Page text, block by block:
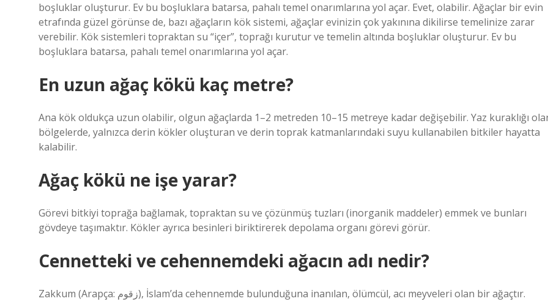
boşluklar oluşturur. Ev bu boşluklara batarsa, pahalı temel onarımlarına yol açar. Evet, olabilir. Ağaçlar bir evin
etrafında güzel görünse de, bazı ağaçların kök sistemi, ağaçlar evinizin çok yakınına dikilirse temelinize zarar
verebilir. Kök sistemleri topraktan su “içer”, toprağı kurutur ve temelin altında boşluklar oluşturur. Ev bu
boşluklara batarsa, pahalı temel onarımlarına yol açar.
En uzun ağaç kökü kaç metre?
Ana kök oldukça uzun olabilir, olgun ağaçlarda 1–2 metreden 10–15 metreye kadar değişebilir. Yaz kuraklığı
bölgelerde, yalnızca derin kökler oluşturan ve derin toprak katmanlarındaki suyu kullanabilen bitkiler hayatta
kalabilir.
Ağaç kökü ne işe yarar?
Görevi bitkiyi toprağa bağlamak, topraktan su ve çözünmüş tuzları (inorganik maddeler) emmek ve bunları
gövdeye taşımaktır. Kökler ayrıca besinleri biriktirerek depolama organı görevi görür.
Cennetteki ve cehennemdeki ağacın adı nedir?
Zakkum (Arapça: زقوم), İslam’da cehennemde bulunduğuna inanılan, ölümcül, acı meyveleri olan bir ağaçtır.